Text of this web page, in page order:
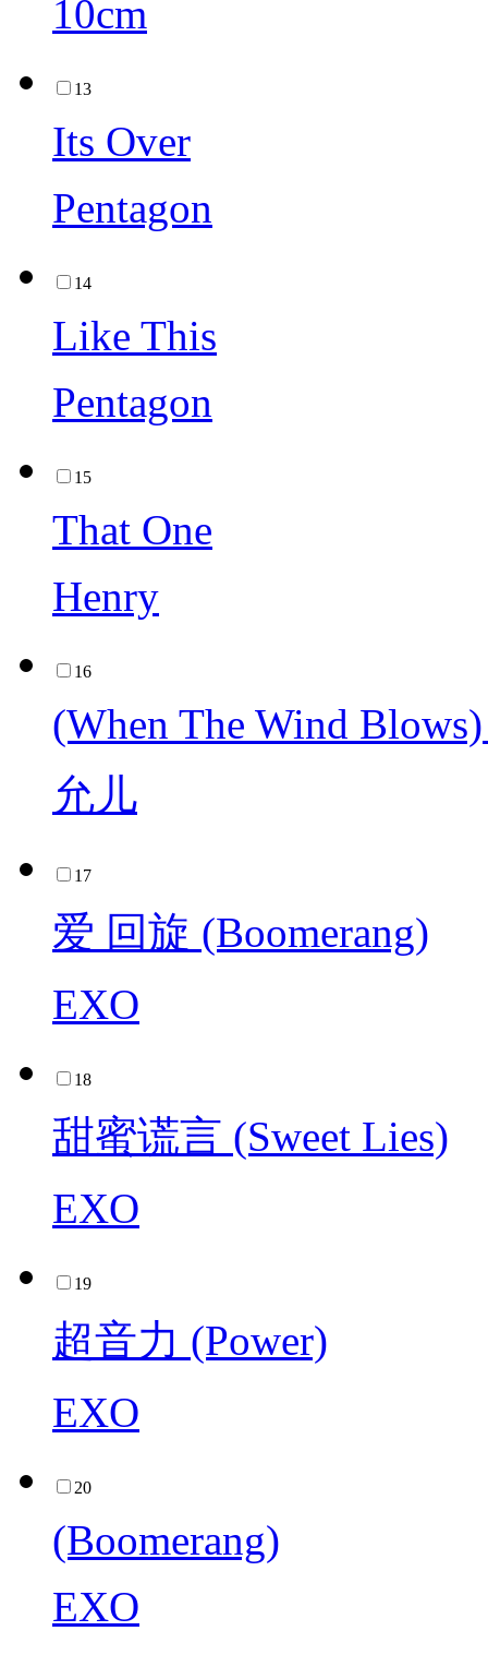
10cm
13
Its Over
Pentagon
14
Like This
Pentagon
15
That One
Henry
16
(When The Wind
允儿
17
爱 回旋 (Boomerang)
EXO
18
甜蜜谎言 (Sweet Lies)
EXO
19
超音力 (Power)
EXO
20
(Boomerang)
EXO